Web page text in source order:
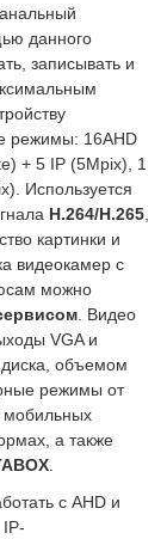
данного
записывать и
режимы: 16AHD
+ 5 IP (5Mpix), 1
Используется
H.264/H.265,
картинки и
видеокамер с
можно
. Видео
VGA и
диска, объемом
режимы от
мобильных
а также
.
с AHD и